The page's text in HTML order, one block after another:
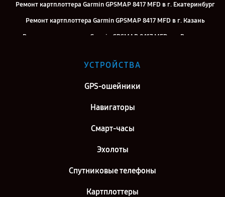
Ремонт картплоттера Garmin GPSMAP 8417 MFD в г. Екатеринбург
Ремонт картплоттера Garmin GPSMAP 8417 MFD в г. Казань
Ремонт картплоттера Garmin GPSMAP 8417 MFD в г. Воронеж
Ремонт картплоттера Garmin GPSMAP 8417 MFD в г. Самара
Ремонт картплоттера Garmin GPSMAP 8417 MFD в г. Киров
Петербург
УСТРОЙСТВА
GPS-ошейники
Навигаторы
Смарт-часы
Эхолоты
Спутниковые телефоны
Картплоттеры